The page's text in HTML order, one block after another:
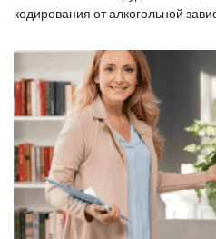
кодирования от алкогольной